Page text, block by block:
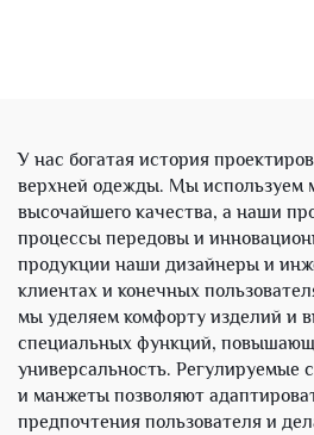
У нас богатая история
верхней одежды. Мы используем
высочайшего качества, а наши
процессы передовы и
продукции наши дизайнеры и
клиентах и конечных
мы уделяем комфорту изделий и
специальных функций,
универсальность. Регулируемые
и манжеты позволяют
предпочтения пользователя и